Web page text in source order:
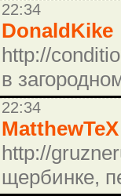
22:34
DonaldKike
http://
в
22:34
MatthewTeX
http://
щербинке,